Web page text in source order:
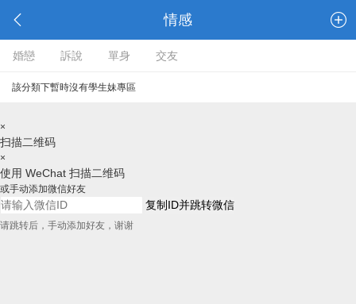
情感
婚戀 訴說 單身 交友
該分類下暫時沒有學生妹專區
×
扫描二维码
×
使用 WeChat 扫描二维码
或手动添加微信好友
复制ID并跳转微信
请跳转后，手动添加好友，谢谢